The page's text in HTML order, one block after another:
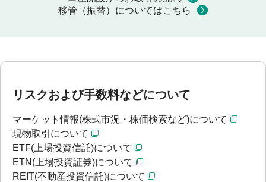
移管（振替）についてはこちら
リスクおよび手数料などについて
マーケット情報(株式市況・株価検索など)について
現物取引について
ETF(上場投資信託)について
ETN(上場投資証券)について
REIT(不動産投資信託)について